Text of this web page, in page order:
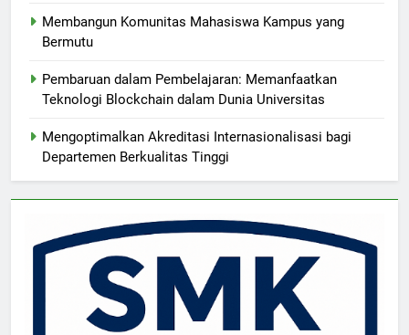
Membangun Komunitas Mahasiswa Kampus yang
Bermutu
Pembaruan dalam Pembelajaran: Memanfaatkan
Teknologi Blockchain dalam Dunia Universitas
Mengoptimalkan Akreditasi Internasionalisasi bagi
Departemen Berkualitas Tinggi